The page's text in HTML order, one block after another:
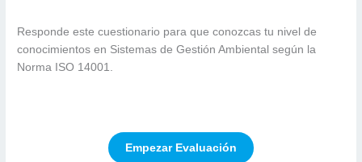
Responde este cuestionario para que conozcas tu nivel de
conocimientos en Sistemas de Gestión Ambiental según la
Norma ISO 14001.